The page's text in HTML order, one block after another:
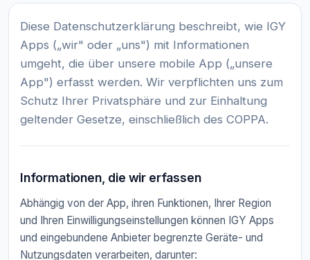
Diese Datenschutzerklärung beschreibt, wie IGY
Apps („wir" oder „uns") mit Informationen
umgeht, die über unsere mobile App („unsere
App") erfasst werden. Wir verpflichten uns zum
Schutz Ihrer Privatsphäre und zur Einhaltung
geltender Gesetze, einschließlich des COPPA.
Informationen, die wir erfassen
Abhängig von der App, ihren Funktionen, Ihrer Region
und Ihren Einwilligungseinstellungen können IGY Apps
und eingebundene Anbieter begrenzte Geräte- und
Nutzungsdaten verarbeiten, darunter: